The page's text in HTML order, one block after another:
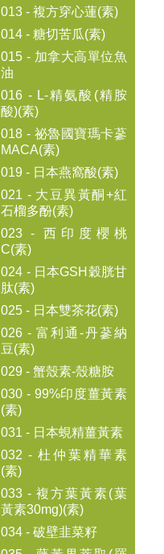
013 - 複方穿心蓮(素)
014 - 糖切苦瓜(素)
015 - 加拿大高單位魚
油
016 - L-精氨酸(精胺
酸)(素)
018 - 祕魯國寶瑪卡蔘
MACA(素)
019 - 日本燕窩酸(素)
021 - 大豆異黃酮+紅
石榴多酚(素)
023 - 西印度櫻桃
C(素)
024 - 日本GSH穀胱甘
肽(素)
025 - 日本雙茶花(素)
026 - 富利通-丹蔘納
豆(素)
029 - 蟹殼素-殼糖胺
030 - 99%印度薑黃素
(素)
031 - 日本蜆精薑黃素
032 - 杜仲葉精華素
(素)
033 - 複方葉黃素(葉
黃素30mg)(素)
034 - 破壁韭菜籽